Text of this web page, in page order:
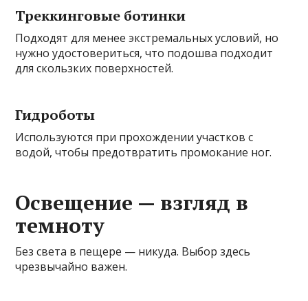
Треккинговые ботинки
Подходят для менее экстремальных условий, но
нужно удостовериться, что подошва подходит
для скользких поверхностей.
Гидроботы
Используются при прохождении участков с
водой, чтобы предотвратить промокание ног.
Освещение — взгляд в
темноту
Без света в пещере — никуда. Выбор здесь
чрезвычайно важен.